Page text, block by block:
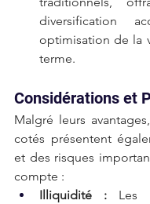
diversification
optimisation de la
terme.
Considérations et
Malgré leurs
cotés présentent
et des risques
compte :
Illiquidité : Les